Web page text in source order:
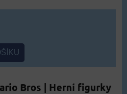
Bros | Herní figurky